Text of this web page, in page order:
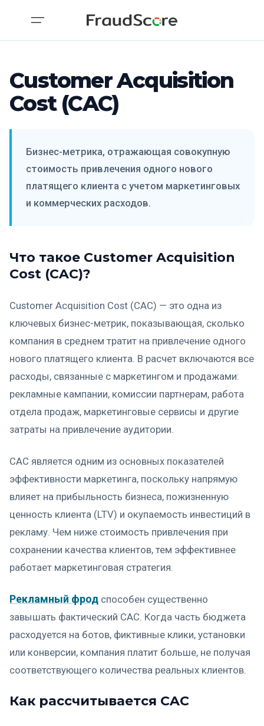
Customer Acquisition
Cost (CAC)
Бизнес-метрика, отражающая совокупную
стоимость привлечения одного нового
платящего клиента с учетом маркетинговых
и коммерческих расходов.
Что такое Customer Acquisition
Cost (CAC)?
Customer Acquisition Cost (CAC) — это одна из
ключевых бизнес-метрик, показывающая, сколько
компания в среднем тратит на привлечение одного
нового платящего клиента. В расчет включаются все
расходы, связанные с маркетингом и продажами:
рекламные кампании, комиссии партнерам, работа
отдела продаж, маркетинговые сервисы и другие
затраты на привлечение аудитории.
CAC является одним из основных показателей
эффективности маркетинга, поскольку напрямую
влияет на прибыльность бизнеса, пожизненную
ценность клиента (LTV) и окупаемость инвестиций в
рекламу. Чем ниже стоимость привлечения при
сохранении качества клиентов, тем эффективнее
работает маркетинговая стратегия.
Рекламный фрод способен существенно
завышать фактический CAC. Когда часть бюджета
расходуется на ботов, фиктивные клики, установки
или конверсии, компания платит больше, не получая
соответствующего количества реальных клиентов.
Как рассчитывается CAC